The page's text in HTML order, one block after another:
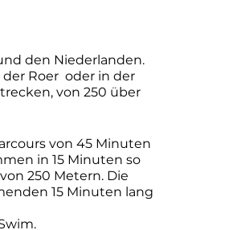
den Niederlanden.
Roer oder in der
von 250 über
von 45 Minuten
in 15 Minuten so
250 Metern. Die
15 Minuten lang